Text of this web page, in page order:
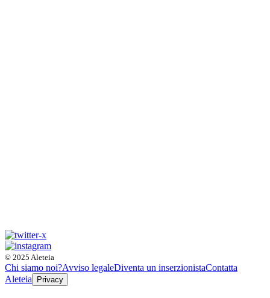
© 2025 Aleteia
Chi siamo noi?Avviso legaleDiventa un inserzionistaContatta
Aleteia
Privacy